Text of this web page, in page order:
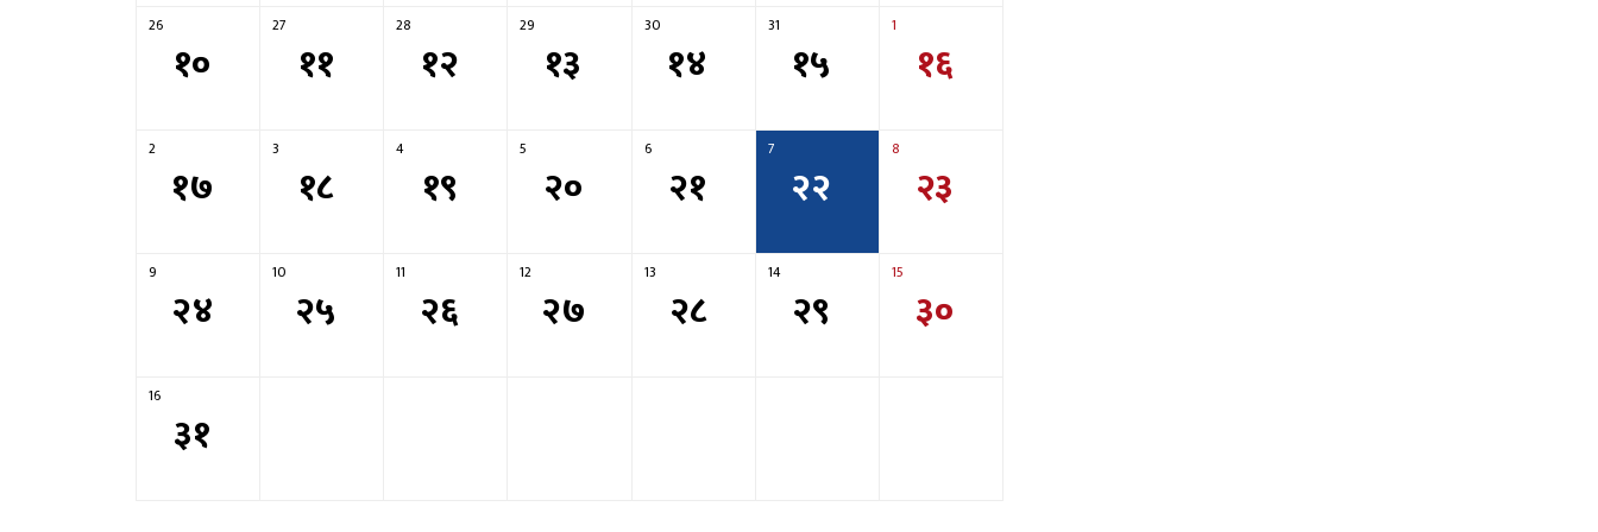
१०
26
११
27
१२
28
१३
29
१४
30
१५
31
१६
1
१७
2
१८
3
१९
4
२०
5
२१
6
२२
7
२३
8
२४
9
२५
10
२६
11
२७
12
२८
13
२९
14
३०
15
३१
16